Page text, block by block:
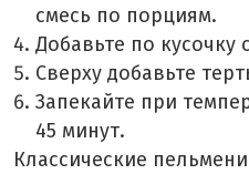
смесь по порциям.
Добавьте по кусочку
Сверху добавьте
Запекайте при
45 минут.
Классические